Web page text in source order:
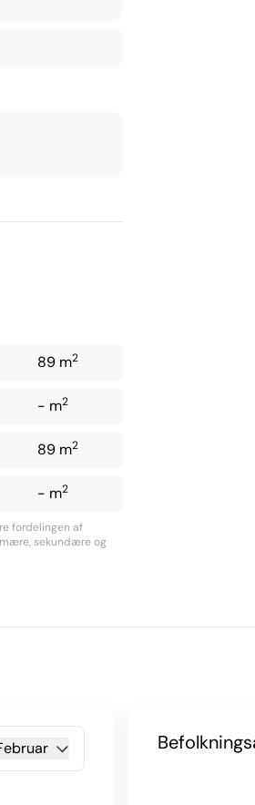
89 m2
- m2
89 m2
- m2
fordelingen af
sekundære og